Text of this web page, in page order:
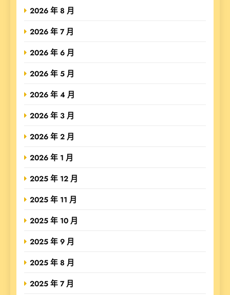
2026 年 8 月
2026 年 7 月
2026 年 6 月
2026 年 5 月
2026 年 4 月
2026 年 3 月
2026 年 2 月
2026 年 1 月
2025 年 12 月
2025 年 11 月
2025 年 10 月
2025 年 9 月
2025 年 8 月
2025 年 7 月